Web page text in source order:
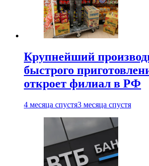
Крупнейший
быстрого
откроет филиал в РФ
4 месяца спустя3 месяца спустя